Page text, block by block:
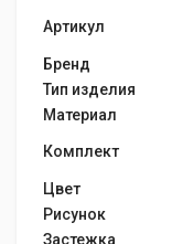
Артикул
Бренд
Тип изделия
Материал
Комплект
Цвет
Рисунок
Застежка